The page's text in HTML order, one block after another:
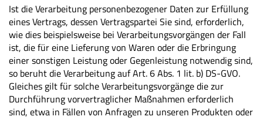
Ist die Verarbeitung personenbezogener Daten zur Erfüllung
eines Vertrags, dessen Vertragspartei Sie sind, erforderlich,
wie dies beispielsweise bei Verarbeitungsvorgängen der Fall
ist, die für eine Lieferung von Waren oder die Erbringung
einer sonstigen Leistung oder Gegenleistung notwendig sind,
so beruht die Verarbeitung auf Art. 6 Abs. 1 lit. b) DS-GVO.
Gleiches gilt für solche Verarbeitungsvorgänge die zur
Durchführung vorvertraglicher Maßnahmen erforderlich
sind, etwa in Fällen von Anfragen zu unseren Produkten oder